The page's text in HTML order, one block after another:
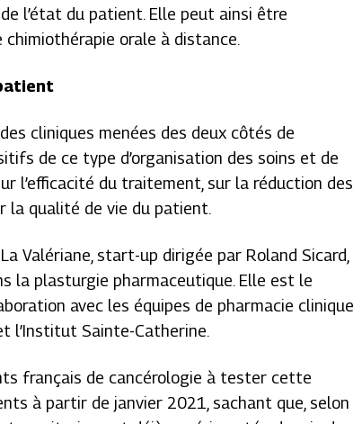
l’état du patient. Elle peut ainsi être
orale à distance.
cliniques menées des deux côtés de
de ce type d’organisation des soins et de
l’efficacité du traitement, sur la réduction des
la qualité de vie du patient.
Valériane, start-up dirigée par Roland Sicard,
la plasturgie pharmaceutique. Elle est le
avec les équipes de pharmacie clinique
l’Institut Sainte-Catherine.
français de cancérologie à tester cette
à partir de janvier 2021, sachant que, selon